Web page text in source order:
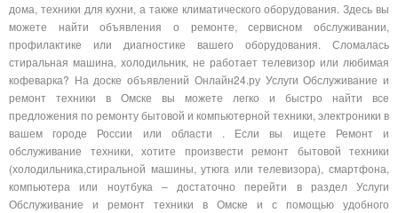
дома, техники для кухни, а также климатического оборудования. Здесь вы
можете найти объявления о ремонте, сервисном обслуживании,
профилактике или диагностике вашего оборудования. Сломалась
стиральная машина, холодильник, не работает телевизор или любимая
кофеварка? На доске объявлений Онлайн24.ру Услуги Обслуживание и
ремонт техники в Омске вы можете легко и быстро найти все
предложения по ремонту бытовой и компьютерной техники, электроники в
вашем городе России или области . Если вы ищете Ремонт и
обслуживание техники, хотите произвести ремонт бытовой техники
(холодильника,стиральной машины, утюга или телевизора), смартфона,
компьютера или ноутбука – достаточно перейти в раздел Услуги
Обслуживание и ремонт техники в Омске и с помощью удобного